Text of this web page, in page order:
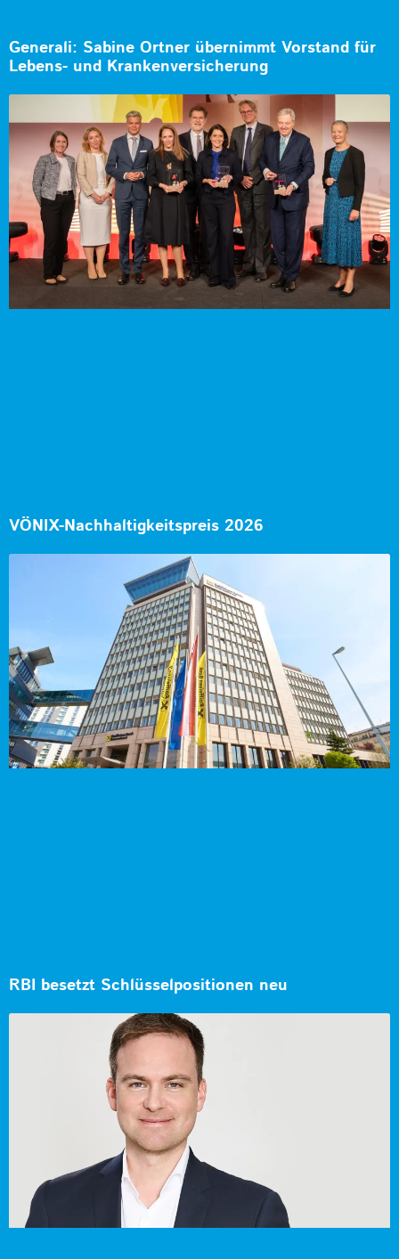
Generali: Sabine Ortner übernimmt Vorstand für
Lebens- und Krankenversicherung
VÖNIX-Nachhaltigkeitspreis 2026
RBI besetzt Schlüsselpositionen neu